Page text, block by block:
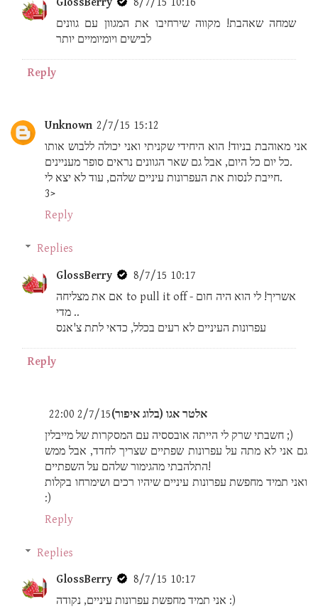
שמחה שאהבת! מקווה שירחיבו את המגוון עם גוונים
לבישים ויומיומיים יותר
Reply
Unknown 2/7/15 15:12
אני מאוהבת בניוד! הוא היחידי שקניתי ואני יכולה ללבוש אותו
כל יום כל היום, אבל גם שאר הגוונים נראים סופר מעניינים.
חייבת לנסות את העפרונות עיניים שלהם, עוד לא יצא לי.
3>
Reply
Replies
GlossBerry
8/7/15 10:17
אם את מצליחה to pull it off - אשריך! לי הוא היה חום
מדי ..
עפרונות העיניים לא רעים בכלל, כדאי לתת צ'אנס
Reply
אלטר אגו (בלוג איפור)2/7/15 22:00
חשבתי שרק לי הייתה אובססיה עם המסקרות של מייבלין ;)
גם אני לא מתה על עפרונות שפתיים שצריך לחדד, אבל ממש
התלהבתי מהגימור שלהם על השפתיים!
ואני תמיד מחפשת עפרונות עיניים שיהיו רכים ושימרחו בקלות
:)
Reply
Replies
GlossBerry
8/7/15 10:17
אני תמיד מחפשת עפרונות עיניים, נקודה :)